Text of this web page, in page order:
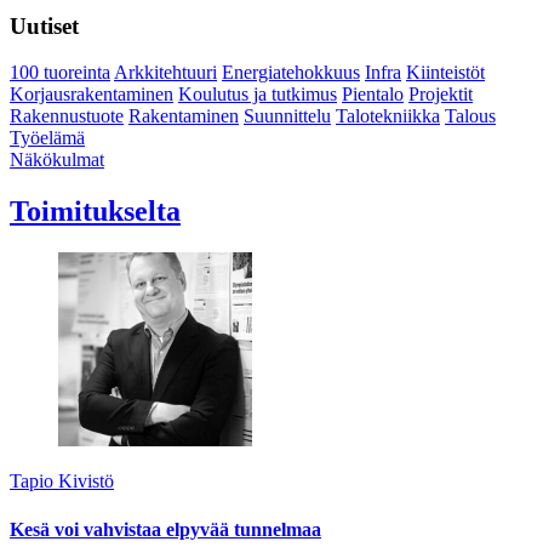
Uutiset
100 tuoreintaArkkitehtuuri Energiatehokkuus Infra Kiinteistöt
Korjausrakentaminen Koulutus ja tutkimus Pientalo Projektit
Rakennustuote Rakentaminen Suunnittelu Talotekniikka Talous
Työelämä
Näkökulmat
Toimitukselta
Tapio Kivistö
Kesä voi vahvistaa elpyvää tunnelmaa